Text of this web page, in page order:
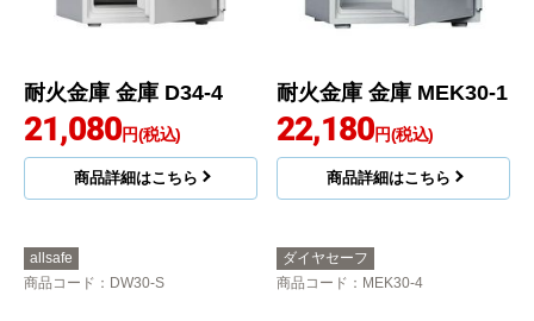
耐火金庫 金庫 D34-4
21,080円(税込)
商品詳細はこちら
耐火金庫 金庫 MEK30-1
22,180円(税込)
商品詳細はこちら
allsafe
商品コード ：DW30-S
ダイヤセーフ
商品コード ：MEK30-4